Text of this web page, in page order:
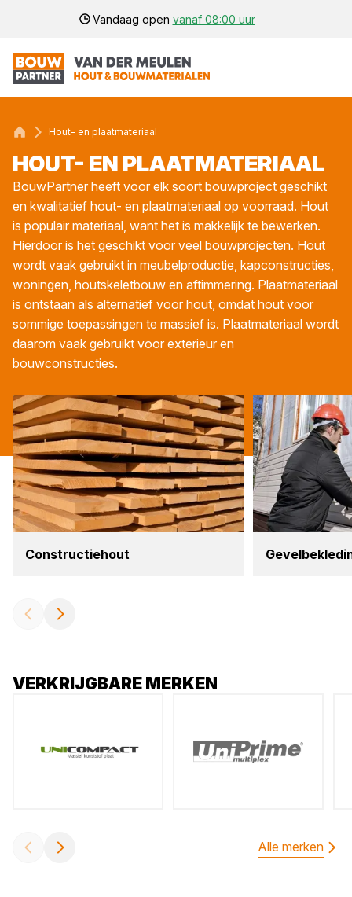
Vandaag open vanaf 08:00 uur
Hout- en plaatmateriaal
HOUT- EN PLAAT­MA­TE­RI­AAL
BouwPartner heeft voor elk soort bouwproject geschikt
en kwalitatief hout- en plaatmateriaal op voorraad. Hout
is populair materiaal, want het is makkelijk te bewerken.
Hierdoor is het geschikt voor veel bouwprojecten. Hout
wordt vaak gebruikt in meubelproductie, kapconstructies,
woningen, houtskeletbouw en aftimmering. Plaatmateriaal
is ontstaan als alternatief voor hout, omdat hout voor
sommige toepassingen te massief is. Plaatmateriaal wordt
daarom vaak gebruikt voor exterieur en
bouwconstructies.
Con­struc­tie­hout
VERKRIJGBARE MERKEN
Alle merken